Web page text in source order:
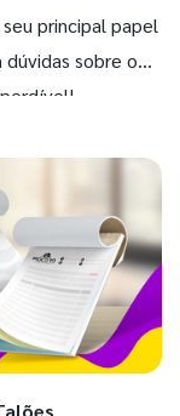
principal papel
sobre o